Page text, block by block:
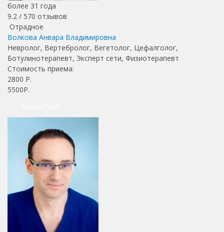
более 31 года
9.2 / 570 отзывов
Отрадное
Волкова Анвара Владимировна
Невролог, Вертебролог, Вегетолог, Цефалголог,
Ботулинотерапевт, Эксперт сети, Физиотерапевт
Стоимость приема:
2800 Р.
5500Р.